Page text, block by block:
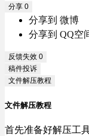
分享 0
分享到 微博
分享到 QQ空
反馈失效 0
稿件投诉
文件解压教程
文件解压教程
首先准备好解压工